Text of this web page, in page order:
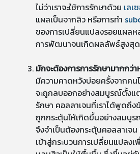
ไม่ว่าเราจะใช้การรักษาด้วย เลเ
แผลเป็นจากสิว หรือการทำ
ของการเปลี่ยนแปลงรอยแผลห
การพัฒนาจนเกิดผลลัพธ์สูงสุด
มักจะต้องการการรักษามากกว่
มีความคาดหวังบ่อยครั้งจากคน
จะถูกลบออกอย่างสมบูรณ์ตั้งแ
รักษา คอลลาเจนที่เราได้พูดถึ
ถูกกระตุ้นให้เกิดขึ้นอย่างสมบูร
จึงจำเป็นต้องกระตุ้นคอลลาเจ
เข้าสู่กระบวนการเปลี่ยนแปลง